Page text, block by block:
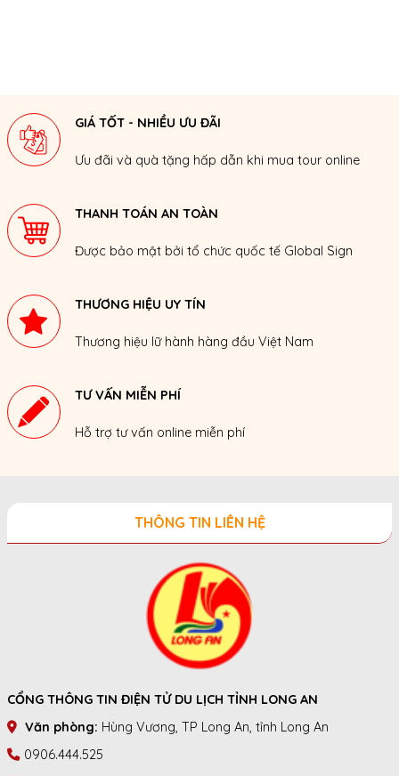
GIÁ TỐT - NHIỀU ƯU ĐÃI
Ưu đãi và quà tặng hấp dẫn khi mua tour online
THANH TOÁN AN TOÀN
Được bảo mật bởi tổ chức quốc tế Global Sign
THƯƠNG HIỆU UY TÍN
Thương hiệu lữ hành hàng đầu Việt Nam
TƯ VẤN MIỄN PHÍ
Hỗ trợ tư vấn online miễn phí
THÔNG TIN LIÊN HỆ
CỔNG THÔNG TIN ĐIỆN TỬ DU LỊCH TỈNH LONG AN
Văn phòng: Hùng Vương, TP Long An, tỉnh Long An
0906.444.525